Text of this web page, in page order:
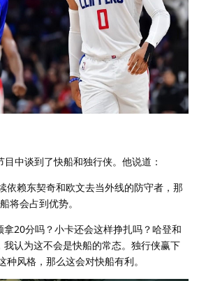
中谈到了快船和独行侠。他说道：
依赖东契奇和欧文去当外线的防守者，那
将会占到优势。
20分吗？小卡还会这样挣扎吗？哈登和
认为这不会是快船的常态。独行侠赢下
种风格，那么这会对快船有利。